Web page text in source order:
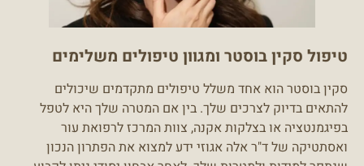
טיפול סקין בוסטר ומגוון טיפולים משלימים
סקין בוסטר הוא אחד משלל טיפולים מתקדמים שיכולים
להתאים בדיוק לצרכים שלך. בין אם המטרה שלך היא לטפל
בפיגמנטציה או בצלקות אקנה, צוות המרכז לרפואת עור
ואסתטיקה של ד"ר אלה אגוזי ידע למצוא את הפתרון הנכון